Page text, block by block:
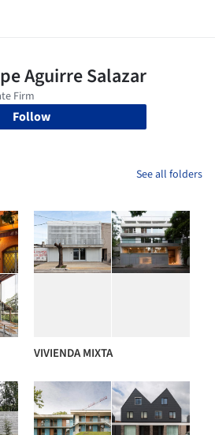
Follow
See all folders
VIVIENDA MIXTA